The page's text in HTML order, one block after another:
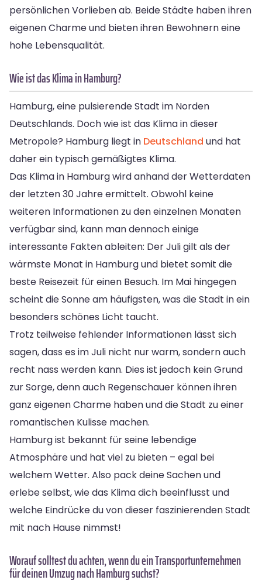
persönlichen Vorlieben ab. Beide Städte haben ihren
eigenen Charme und bieten ihren Bewohnern eine
hohe Lebensqualität.
Wie ist das Klima in Hamburg?
Hamburg, eine pulsierende Stadt im Norden
Deutschlands. Doch wie ist das Klima in dieser
Metropole? Hamburg liegt in Deutschland und hat
daher ein typisch gemäßigtes Klima.
Das Klima in Hamburg wird anhand der Wetterdaten
der letzten 30 Jahre ermittelt. Obwohl keine
weiteren Informationen zu den einzelnen Monaten
verfügbar sind, kann man dennoch einige
interessante Fakten ableiten: Der Juli gilt als der
wärmste Monat in Hamburg und bietet somit die
beste Reisezeit für einen Besuch. Im Mai hingegen
scheint die Sonne am häufigsten, was die Stadt in ein
besonders schönes Licht taucht.
Trotz teilweise fehlender Informationen lässt sich
sagen, dass es im Juli nicht nur warm, sondern auch
recht nass werden kann. Dies ist jedoch kein Grund
zur Sorge, denn auch Regenschauer können ihren
ganz eigenen Charme haben und die Stadt zu einer
romantischen Kulisse machen.
Hamburg ist bekannt für seine lebendige
Atmosphäre und hat viel zu bieten – egal bei
welchem Wetter. Also pack deine Sachen und
erlebe selbst, wie das Klima dich beeinflusst und
welche Eindrücke du von dieser faszinierenden Stadt
mit nach Hause nimmst!
Worauf solltest du achten, wenn du ein Transportunternehmen
für deinen Umzug nach Hamburg suchst?